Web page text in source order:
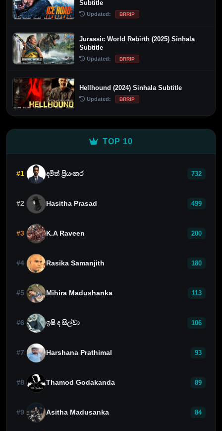
Subtitle
Updated: BRRIP
Jurassic World Rebirth (2025) Sinhala
Subtitle
Updated: BRRIP
Hellhound (2024) Sinhala Subtitle
Updated: BRRIP
TOP 10
#1 දමිත් ප්‍රියංකර 732
#2 Hasitha Prasad 499
#3 K.A Raveen 200
#4 Rasika Samanjith 180
#5 Mihira Madushanka 113
#6 ඉෂි ද සිල්වා 106
#7 Harshana Prathimal 93
#8 Thamod Godakanda 89
#9 Asitha Madusanka 84